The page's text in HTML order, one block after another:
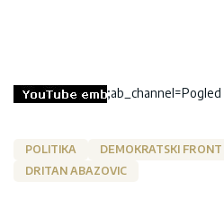
;ab_channel=Pogled
POLITIKA DEMOKRATSKI FRONT
DRITAN ABAZOVIC